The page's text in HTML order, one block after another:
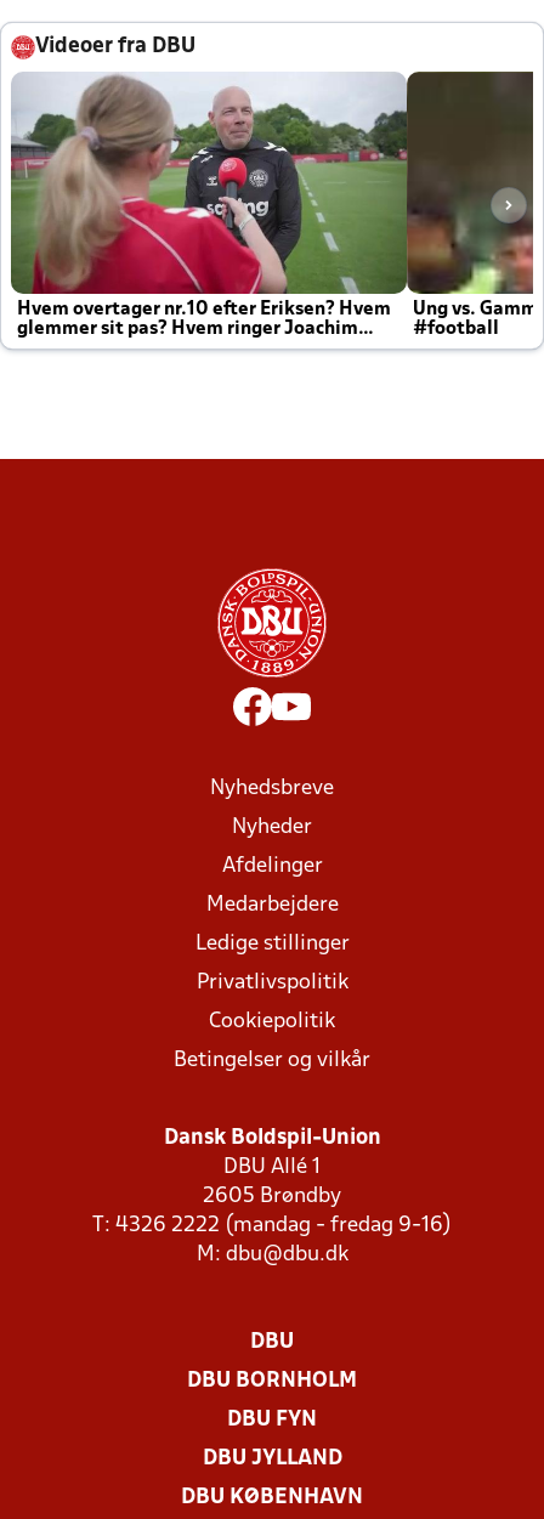
Videoer fra DBU
Hvem overtager nr.10 efter Eriksen? Hvem
glemmer sit pas? Hvem ringer Joachim
altid til efter kampe?
Ung vs.
#football
Nyhedsbreve
Nyheder
Afdelinger
Medarbejdere
Ledige stillinger
Privatlivspolitik
Cookiepolitik
Betingelser og vilkår
Dansk Boldspil-Union
DBU Allé 1
2605 Brøndby
T: 4326 2222 (mandag - fredag 9-16)
M: dbu@dbu.dk
DBU
DBU BORNHOLM
DBU FYN
DBU JYLLAND
DBU KØBENHAVN